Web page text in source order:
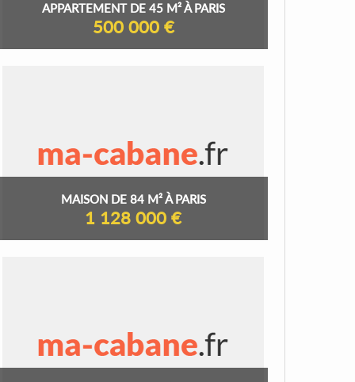
APPARTEMENT DE 45 M² À PARIS
500 000 €
MAISON DE 84 M² À PARIS
1 128 000 €